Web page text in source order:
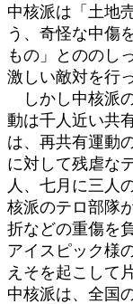
中核派は「土地
う、奇怪な中傷
もの」とののし
激しい敵対を行っ
しかし中核派
動は千人近い共
は、再共有運動
に対して残虐な
人、七月に三人
核派のテロ部隊
折などの重傷を
アイスピック様
えそを起こして
中核派は、全国